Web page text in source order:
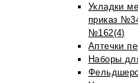
Укладки
приказ
№162(4)
Аптечки
Наборы